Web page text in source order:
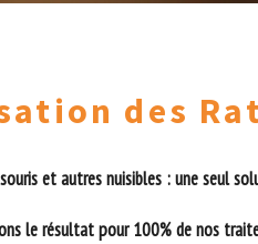
des
et autres nuisibles : une seul
le résultat pour 100% de nos